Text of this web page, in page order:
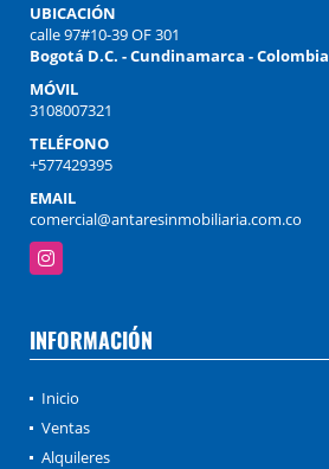
UBICACIÓN
calle 97#10-39 OF 301
Bogotá D.C. - Cundinamarca - Colombia
MÓVIL
3108007321
TELÉFONO
+577429395
EMAIL
comercial@antaresinmobiliaria.com.co
Instagram
INFORMACIÓN
Inicio
Ventas
Alquileres